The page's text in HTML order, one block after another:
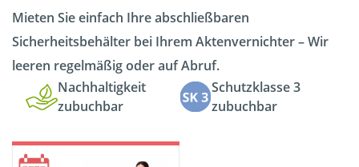
Mieten Sie einfach Ihre abschließbaren
Sicherheitsbehälter bei Ihrem Aktenvernichter – Wir
leeren regelmäßig oder auf Abruf.
Nachhaltigkeit
zubuchbar
Schutzklasse 3
zubuchbar